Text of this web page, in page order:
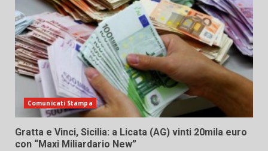
Comunicati Stampa
Gratta e Vinci, Sicilia: a Licata (AG) vinti 20mila euro
con “Maxi Miliardario New”